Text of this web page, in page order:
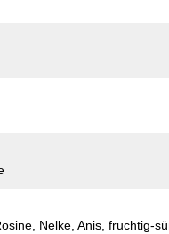
Nelke, Anis, fruchtig-